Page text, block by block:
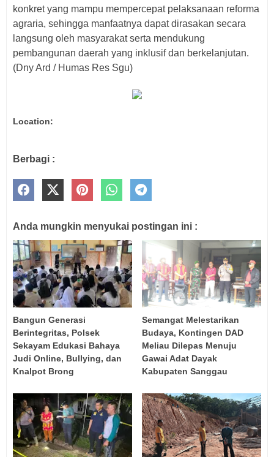
konkret yang mampu mempercepat pelaksanaan reforma
agraria, sehingga manfaatnya dapat dirasakan secara
langsung oleh masyarakat serta mendukung
pembangunan daerah yang inklusif dan berkelanjutan.
(Dny Ard / Humas Res Sgu)
Location:
Berbagi :
Anda mungkin menyukai postingan ini :
Bangun Generasi
Berintegritas, Polsek
Sekayam Edukasi Bahaya
Judi Online, Bullying, dan
Knalpot Brong
Semangat Melestarikan
Budaya, Kontingen DAD
Meliau Dilepas Menuju
Gawai Adat Dayak
Kabupaten Sanggau